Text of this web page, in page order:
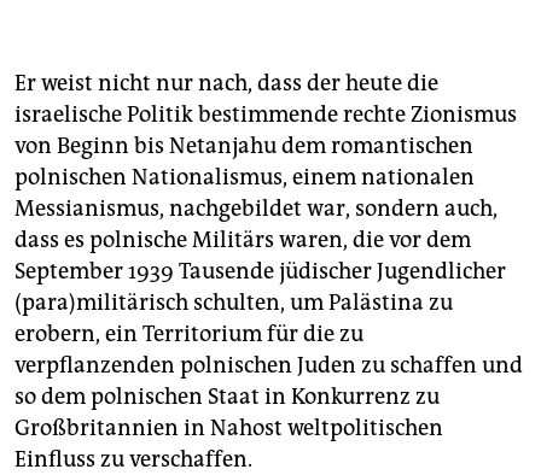
Er weist nicht nur nach, dass der heute die
israelische Politik bestimmende rechte Zionismus
von Beginn bis Netanjahu dem romantischen
polnischen Nationalismus, einem nationalen
Messianismus, nachgebildet war, sondern auch,
dass es polnische Militärs waren, die vor dem
September 1939 Tausende jüdischer Jugendlicher
(para)militärisch schulten, um Palästina zu
erobern, ein Territorium für die zu
verpflanzenden polnischen Juden zu schaffen und
so dem polnischen Staat in Konkurrenz zu
Großbritannien in Nahost weltpolitischen
Einfluss zu verschaffen.